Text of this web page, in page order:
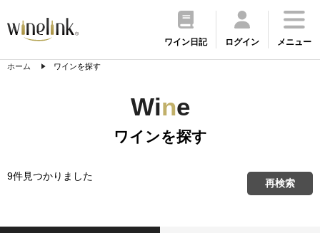
ワイン日記 ログイン メニュー
ホーム ワインを探す
Wine
ワインを探す
9件見つかりました
再検索